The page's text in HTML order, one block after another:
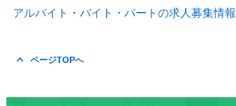
アルバイト・バイト・パートの求人募集情報
ページTOPへ